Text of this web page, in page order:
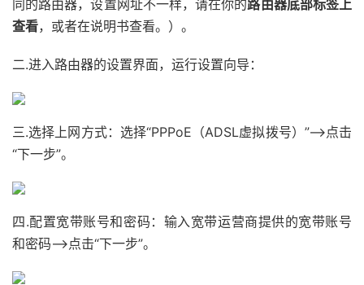
同的路由器，设置网址不一样，请在你的路由器底部标签上
查看，或者在说明书查看。）。
二.进入路由器的设置界面，运行设置向导：
三.选择上网方式：选择“PPPoE（ADSL虚拟拨号）”——>点击
“下一步”。
四.配置宽带账号和密码：输入宽带运营商提供的宽带账号
和密码——>点击“下一步”。